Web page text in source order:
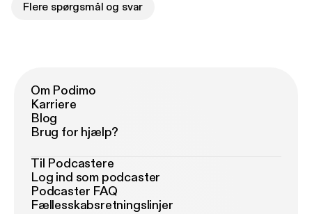
Flere spørgsmål og svar
Om Podimo
Karriere
Blog
Brug for hjælp?
Til Podcastere
Log ind som podcaster
Podcaster FAQ
Fællesskabsretningslinjer